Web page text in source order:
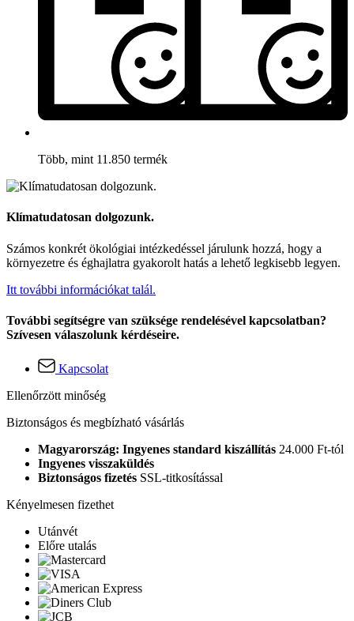
Több, mint 11.850 termék
Klímatudatosan dolgozunk.
Számos konkrét ökológiai intézkedéssel járulunk hozzá, hogy a
környezetre és éghajlatra gyakorolt hatás a lehető legkisebb legyen.
Itt további információkat talál.
További segítségre van szüksége rendelésével kapcsolatban?
Szívesen válaszolunk kérdéseire.
Kapcsolat
Ellenőrzött minőség
Biztonságos és megbízható vásárlás
Magyarország: Ingyenes standard kiszállítás 24.000 Ft-tól
Ingyenes visszaküldés
Biztonságos fizetés SSL-titkosítással
Kényelmesen fizethet
Utánvét
Előre utalás